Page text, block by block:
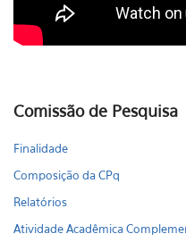
Comissão de Pesquisa
Finalidade
Composição da CPq
Relatórios
Atividade Acadêmica